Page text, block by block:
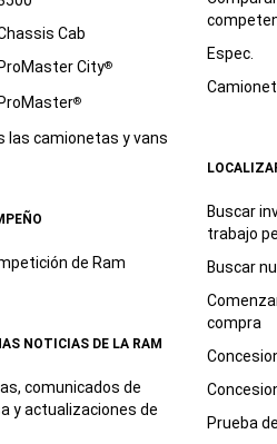
Cab
City®
®
las camionetas y vans
de Ram
NOTICIAS DE LA RAM
comunicados de
y actualizaciones de
Espec.
Buscar
trabajo
Buscar
compra
Prueba